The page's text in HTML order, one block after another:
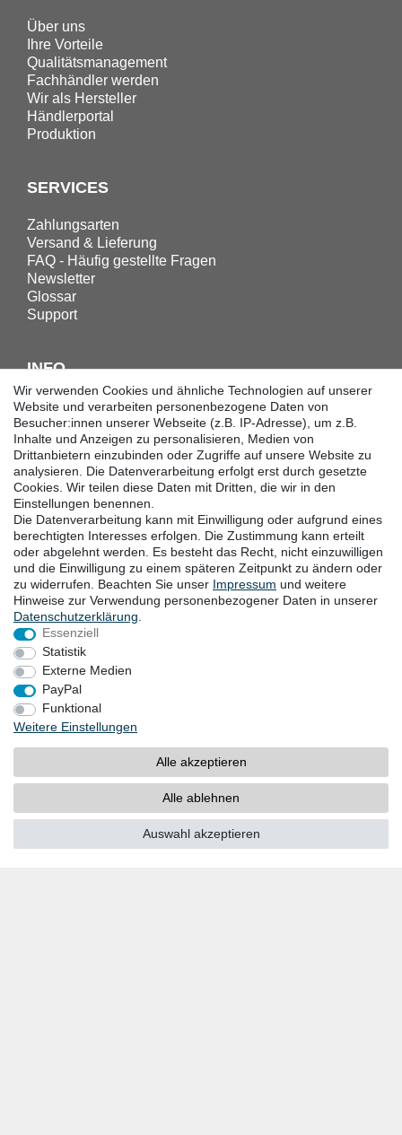
Über uns
Ihre Vorteile
Qualitätsmanagement
Fachhändler werden
Wir als Hersteller
Händlerportal
Produktion
SERVICES
Zahlungsarten
Versand & Lieferung
FAQ - Häufig gestellte Fragen
Newsletter
Glossar
Support
INFO
Downloadcenter
Batterieentsorgung
Hilfe
Termine
Erklärung zur Barrierefreiheit
KONTAKT
Goebel GmbH
Mühlenstraße 2-4
40699 Erkrath
Deutschland
Telefon: +49 (0) 211 24 50 00 129
von Montag bis Freitag 10:00-16:00 Uhr (MEZ)
E-mail:info@goebel-shop.com
www.goebel-group.com
ZAHLUNGSARTEN
Wir verwenden Cookies und ähnliche Technologien auf unserer
Website und verarbeiten personenbezogene Daten von
Besucher:innen unserer Webseite (z.B. IP-Adresse), um z.B.
Inhalte und Anzeigen zu personalisieren, Medien von
Drittanbietern einzubinden oder Zugriffe auf unsere Website zu
analysieren. Die Datenverarbeitung erfolgt erst durch gesetzte
Cookies. Wir teilen diese Daten mit Dritten, die wir in den
Einstellungen benennen.
Die Datenverarbeitung kann mit Einwilligung oder aufgrund eines
berechtigten Interesses erfolgen. Die Zustimmung kann erteilt
oder abgelehnt werden. Es besteht das Recht, nicht einzuwilligen
und die Einwilligung zu einem späteren Zeitpunkt zu ändern oder
zu widerrufen. Beachten Sie unser Impressum und weitere
Hinweise zur Verwendung personenbezogener Daten in unserer
Daten­schutz­erklärung
Essenziell
Statistik
Externe Medien
PayPal
Funktional
Weitere Einstellungen
Alle akzeptieren
Alle ablehnen
Auswahl akzeptieren